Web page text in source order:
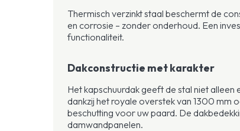
Thermisch verzinkt staal beschermt de
en corrosie – zonder onderhoud. Een
functionaliteit.
Dakconstructie met karakter
Het kapschuurdak geeft de stal niet alleen
dankzij het royale overstek van 1300 mm
beschutting voor uw paard. De
damwandpanelen.